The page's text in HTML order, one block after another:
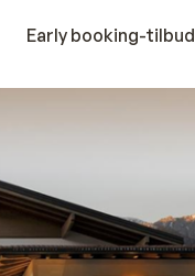
Early booking-tilbud